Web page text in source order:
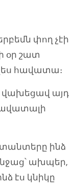
փող չէի
օր շատ
հավատա։
վախեցավ այդ
ինձ
ախպեր,
էս կնիկը